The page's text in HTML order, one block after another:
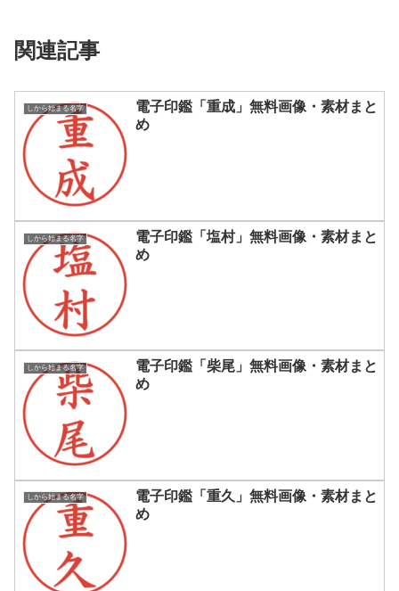
関連記事
しから始まる名字
電子印鑑「重成」無料画像・素材まと
め
しから始まる名字
電子印鑑「塩村」無料画像・素材まと
め
しから始まる名字
電子印鑑「柴尾」無料画像・素材まと
め
しから始まる名字
電子印鑑「重久」無料画像・素材まと
め